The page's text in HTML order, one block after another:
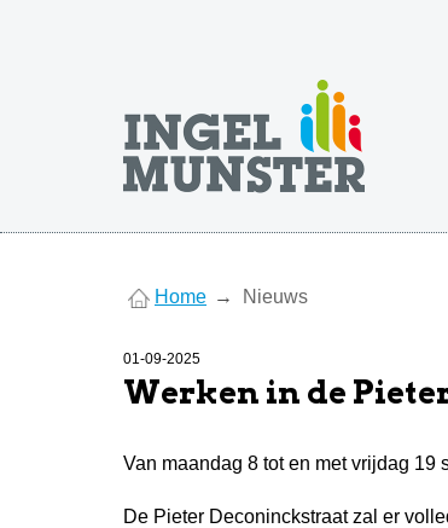
are
Home Nieuws
01-09-2025
Werken in de
Van maandag 8 tot en met vrijdag
De Pieter Deconinckstraat zal er